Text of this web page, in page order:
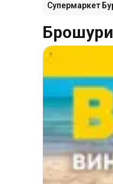
Супермаркет
Брошури